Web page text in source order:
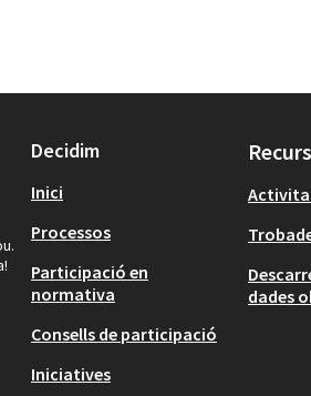
Decidim
Inici
Processos
Participació en
normativa
Consells de participació
Iniciatives
dades